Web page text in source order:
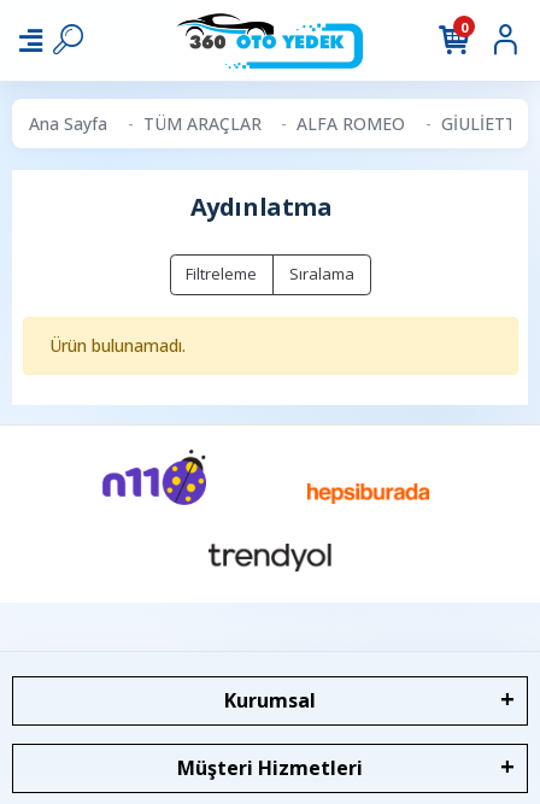
0
Ana Sayfa TÜM ARAÇLAR ALFA ROMEO GİULİETTA
Aydınlatma
Filtreleme Sıralama
Ürün bulunamadı.
Kurumsal
Müşteri Hizmetleri